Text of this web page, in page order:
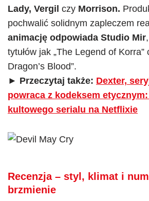
Lady, Vergil czy Morrison.
pochwalić solidnym zapleczem
animację odpowiada Studio Mir
tytułów jak „The Legend of Korra”
Dragon’s Blood”.
► Przeczytaj także: Dexter,
powraca z kodeksem
kultowego serialu na Netflixie
Recenzja – styl, klimat i
brzmienie